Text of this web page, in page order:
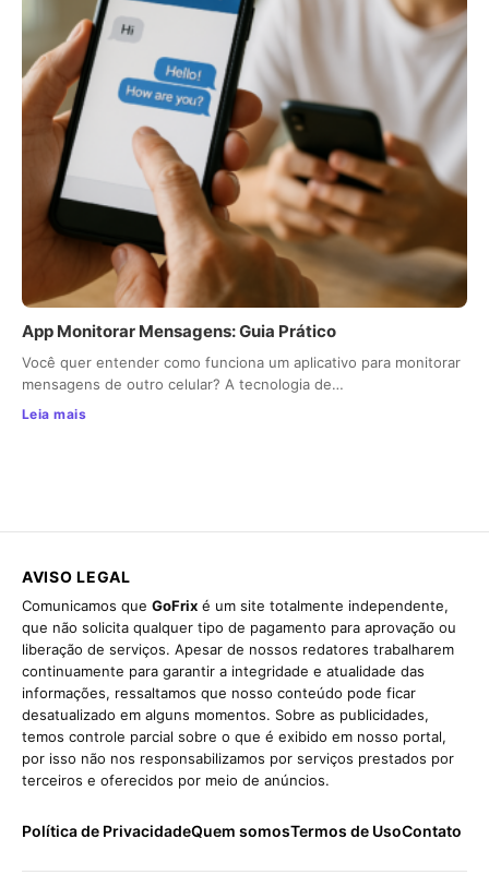
App Monitorar Mensagens: Guia Prático
Você quer entender como funciona um aplicativo para monitorar
mensagens de outro celular? A tecnologia de…
Leia mais
AVISO LEGAL
Comunicamos que GoFrix é um site totalmente independente,
que não solicita qualquer tipo de pagamento para aprovação ou
liberação de serviços. Apesar de nossos redatores trabalharem
continuamente para garantir a integridade e atualidade das
informações, ressaltamos que nosso conteúdo pode ficar
desatualizado em alguns momentos. Sobre as publicidades,
temos controle parcial sobre o que é exibido em nosso portal,
por isso não nos responsabilizamos por serviços prestados por
terceiros e oferecidos por meio de anúncios.
Política de PrivacidadeQuem somosTermos de UsoContato